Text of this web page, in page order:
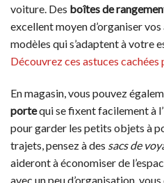
voiture. Des boîtes de
excellent moyen d’organiser
modèles qui s’adaptent à votre
Découvrez ces astuces
En magasin, vous pouvez
portequi se fixent facilement à
pour garder les petits objets à
trajets, pensez à des sacs de
aideront à économiser de
avec un peu d’organisation,